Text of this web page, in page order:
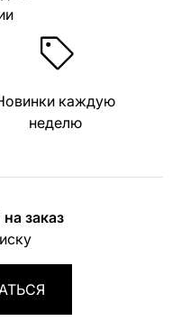
каждую
неделю
заказ